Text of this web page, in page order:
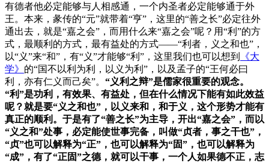
有德者他必定能够与人相感通，一个内圣者必定能够通于外
王。本来，彖传的“元”就带着“亨”，这里的“善之长”必定往外
通出去，就是“嘉之会”，而用什么来“嘉之会”呢？用“利”的方
式，最顺利的方式，最有益处的方式——“利者，义之和也”，
以“义”来“和”，有“义”才能够“利”，这里我们也可以想到
《大
学》 的“国不以利为利，以义为利”，以及孟子的“王何必曰
利，亦有仁义而己矣”。 “义利之辩”是儒家很重要的观念。
“利”是功利，有效果、有益处，但在什么情况下能有如此效益
呢？就是要“义之和也”，以义来和，和于义，这个形势才能有
真正的顺利。于是有了“善之长”为主导，开出“嘉之会”，而以
“义之和”处事，必定能使世事完备，叫做“贞者，事之干也”，
“贞”也可以解释为“正”，也可以解释为“固”，也可以解释为
“成”，有了“正固”之德，就可以干事，一个人如果德不正，志